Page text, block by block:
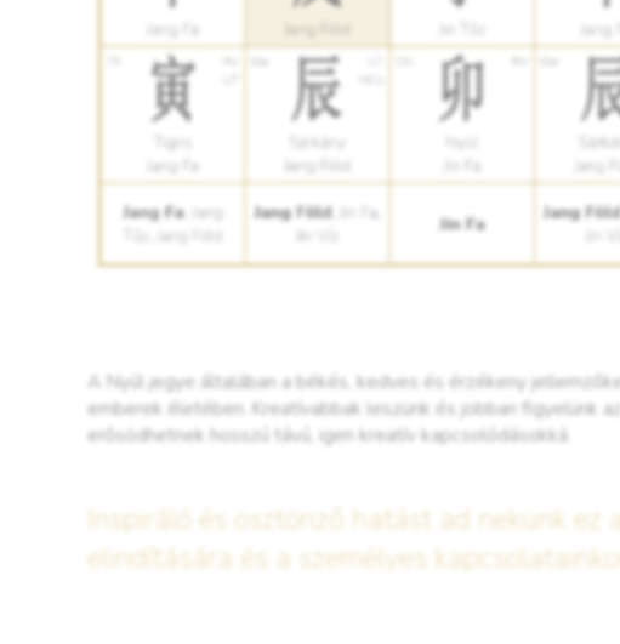
A Nyúl jegye általában a békés, kedves és érzékeny
emberek életében. Kreatívabbak leszünk és jobban figyelünk
erősödhetnek hosszú távú, igen kreatív kapcsolódásokká.
Inspiráló és ösztönző hatást ad nekünk
elindítására és a személyes